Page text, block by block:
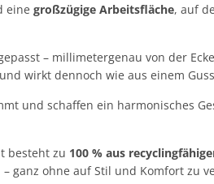
einegroßzügige Arbeitsfläche, auf
– millimetergenau von der
wirkt dennoch wie aus einem
und schaffen ein harmonisches
besteht zu 100 % aus
– ganz ohne auf Stil und Komfort zu